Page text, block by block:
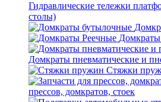
Гидравлические тележки
столы)
Домкраты пневматические и
Стяжки
прессов, домкратов, стоек